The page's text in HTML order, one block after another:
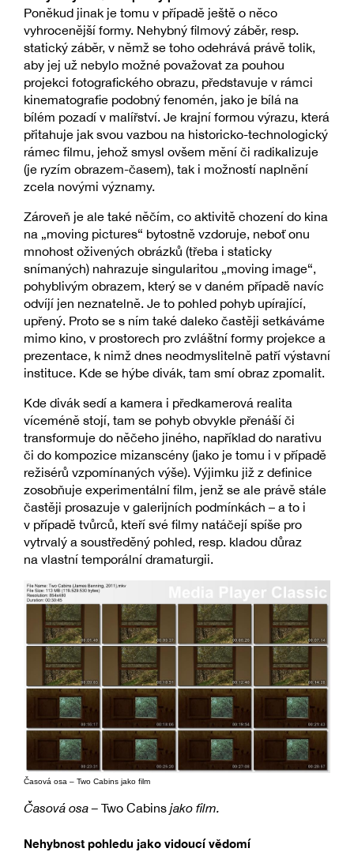
Poněkud jinak je tomu v případě ještě o něco
vyhrocenější formy. Nehybný filmový záběr, resp.
statický záběr, v němž se toho odehrává právě tolik,
aby jej už nebylo možné považovat za pouhou
projekci fotografického obrazu, představuje v rámci
kinematografie podobný fenomén, jako je bílá na
bílém pozadí v malířství. Je krajní formou výrazu, která
přitahuje jak svou vazbou na historicko-technologický
rámec filmu, jehož smysl ovšem mění či radikalizuje
(je ryzím obrazem-časem), tak i možností naplnění
zcela novými významy.
Zároveň je ale také něčím, co aktivitě chození do kina
na „moving pictures“ bytostně vzdoruje, neboť onu
mnohost oživených obrázků (třeba i staticky
snímaných) nahrazuje singularitou „moving image“,
pohyblivým obrazem, který se v daném případě navíc
odvíjí jen neznatelně. Je to pohled pohyb upírající,
upřený. Proto se s ním také daleko častěji setkáváme
mimo kino, v prostorech pro zvláštní formy projekce a
prezentace, k nimž dnes neodmyslitelně patří výstavní
instituce. Kde se hýbe divák, tam smí obraz zpomalit.
Kde divák sedí a kamera i předkamerová realita
víceméně stojí, tam se pohyb obvykle přenáší či
transformuje do něčeho jiného, například do narativu
či do kompozice mizanscény (jako je tomu i v případě
režisérů vzpomínaných výše). Výjimku již z definice
zosobňuje experimentální film, jenž se ale právě stále
častěji prosazuje v galerijních podmínkách – a to i
v případě tvůrců, kteří své filmy natáčejí spíše pro
vytrvalý a soustředěný pohled, resp. kladou důraz
na vlastní temporální dramaturgii.
Časová osa – Two Cabins jako film
Časová osa – Two Cabins jako film.
Nehybnost pohledu jako vidoucí vědomí